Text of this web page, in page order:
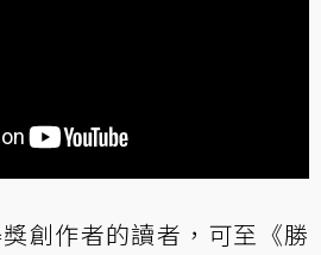
創作者的讀者，可至《勝